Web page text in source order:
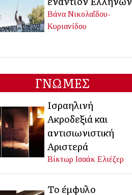
Βάνα Νικολαΐδου-
Κυριανίδου
ΓΝΩΜΕΣ
Ισραηλινή
Ακροδεξιά και
αντισιωνιστική
Αριστερά
Βίκτωρ Ισαάκ Ελιέζερ
Το έμφυλο